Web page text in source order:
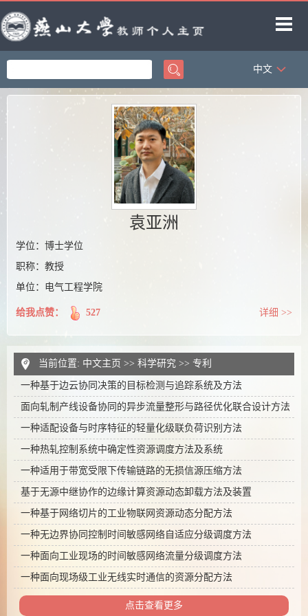
首页
科学研究
中文
袁亚洲
学位：博士学位
职称：教授
单位：电气工程学院
给我点赞： 527 详细 >>
当前位置: 中文主页 >> 科学研究 >> 专利
一种基于边云协同决策的目标检测与追踪系统及方法
面向轧制产线设备协同的异步流量整形与路径优化联合设计方法
一种适配设备与时序特征的轻量化级联负荷识别方法
一种热轧控制系统中确定性资源调度方法及系统
一种适用于带宽受限下传输链路的无损信源压缩方法
基于无源中继协作的边缘计算资源动态卸载方法及装置
一种基于网络切片的工业物联网资源动态分配方法
一种无边界协同控制时间敏感网络自适应分级调度方法
一种面向工业现场的时间敏感网络流量分级调度方法
一种面向现场级工业无线实时通信的资源分配方法
点击查看更多